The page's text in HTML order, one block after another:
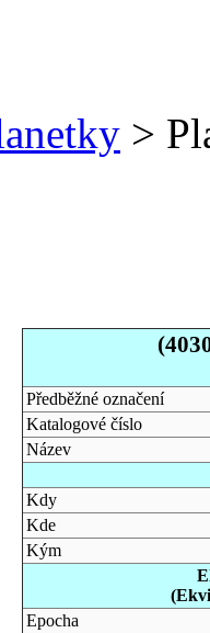
>
Předběžné označení
Katalogové číslo
Název
Kdy
Kde
Kým
Epocha